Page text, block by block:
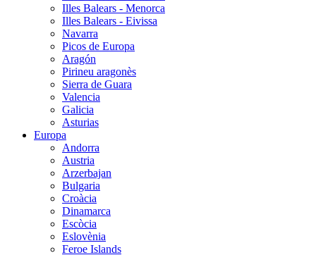
Illes Balears - Menorca
Illes Balears - Eivissa
Navarra
Picos de Europa
Aragón
Pirineu aragonès
Sierra de Guara
Valencia
Galicia
Asturias
Europa
Andorra
Austria
Arzerbajan
Bulgaria
Croàcia
Dinamarca
Escòcia
Eslovènia
Feroe Islands